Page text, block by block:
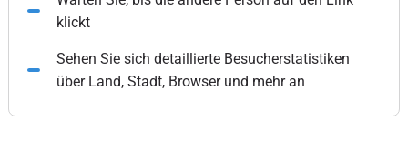
klickt
Sehen Sie sich detaillierte Besucherstatistiken
über Land, Stadt, Browser und mehr an